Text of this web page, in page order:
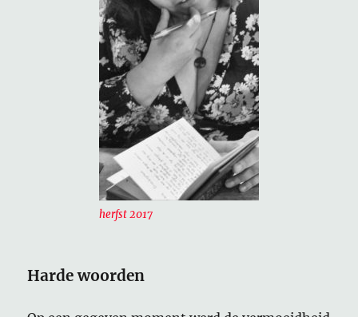
herfst 2017
Harde woorden